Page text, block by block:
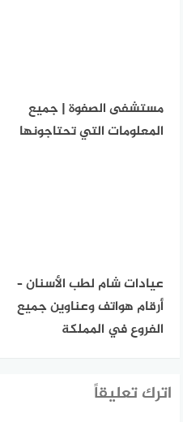
مستشفى الصفوة | جميع
المعلومات التي تحتاجونها
عيادات شام لطب الأسنان –
أرقام هواتف وعناوين جميع
الفروع في المملكة
اترك تعليقاً